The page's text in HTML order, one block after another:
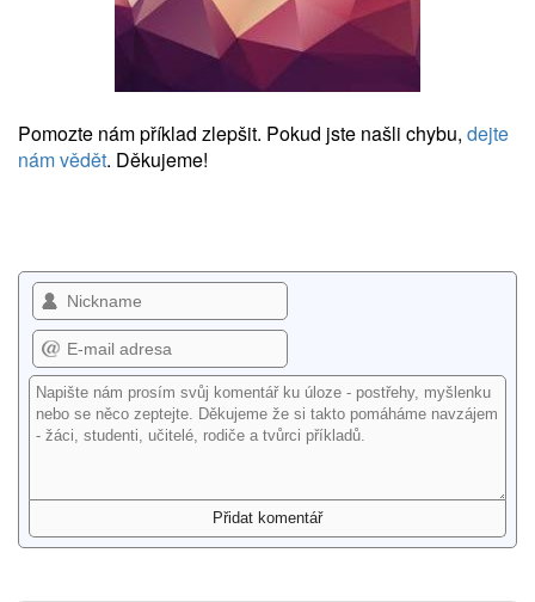
Pomozte nám příklad zlepšit. Pokud jste našli chybu, dejte
nám vědět. Děkujeme!